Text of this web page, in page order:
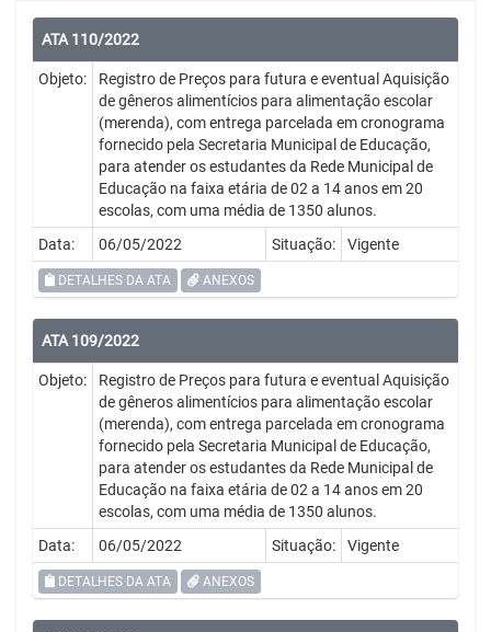
ATA 110/2022
Objeto:
Registro de Preços para futura e eventual Aquisição
de gêneros alimentícios para alimentação escolar
(merenda), com entrega parcelada em cronograma
fornecido pela Secretaria Municipal de Educação,
para atender os estudantes da Rede Municipal de
Educação na faixa etária de 02 a 14 anos em 20
escolas, com uma média de 1350 alunos.
Data:
06/05/2022 Situação: Vigente
DETALHES DA ATA ANEXOS
ATA 109/2022
Objeto:
Registro de Preços para futura e eventual Aquisição
de gêneros alimentícios para alimentação escolar
(merenda), com entrega parcelada em cronograma
fornecido pela Secretaria Municipal de Educação,
para atender os estudantes da Rede Municipal de
Educação na faixa etária de 02 a 14 anos em 20
escolas, com uma média de 1350 alunos.
Data:
06/05/2022 Situação: Vigente
DETALHES DA ATA ANEXOS